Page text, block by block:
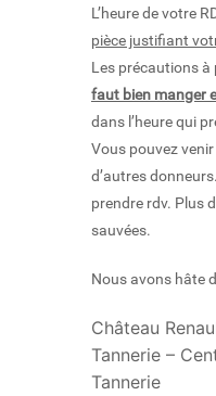
L’heure de votre
pièce justifiant
Les précautions à
faut bien manger
dans l’heure qui
Vous pouvez
d’autres
prendre rdv. Plus
sauvées.
Nous avons hâte
Château
Tannerie –
Tannerie